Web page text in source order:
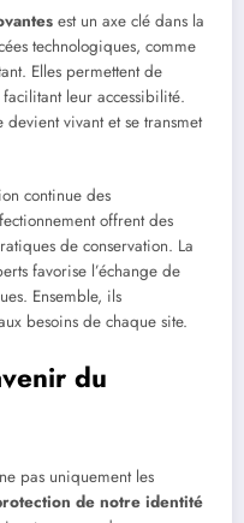
est un axe clé dans la
technologiques, comme
Elles permettent de
leur accessibilité.
vivant et se transmet
continue des
offrent des
de conservation. La
favorise l’échange de
Ensemble, ils
besoins de chaque site.
du
pas uniquement les
de notre identité